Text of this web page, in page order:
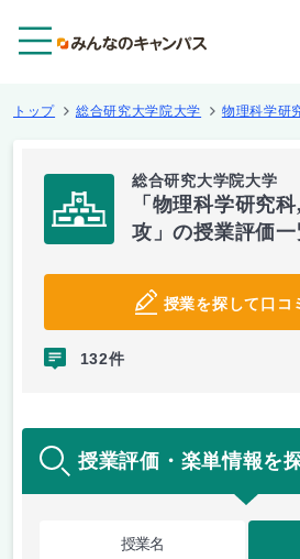
トップ 総合研究大学院大学 物理科学研
総合研究大学院大学
「物理科学研究
攻」の授業評価一
授業を探して口コ
132件
授業評価・楽単情報を
授業名